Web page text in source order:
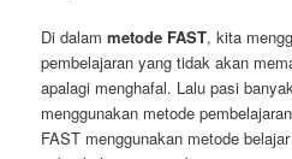
Di dalammetode FAST, kita
pembelajaran yang tidak akan
apalagi menghafal. Lalu pasi
menggunakan metode
FAST menggunakan metode